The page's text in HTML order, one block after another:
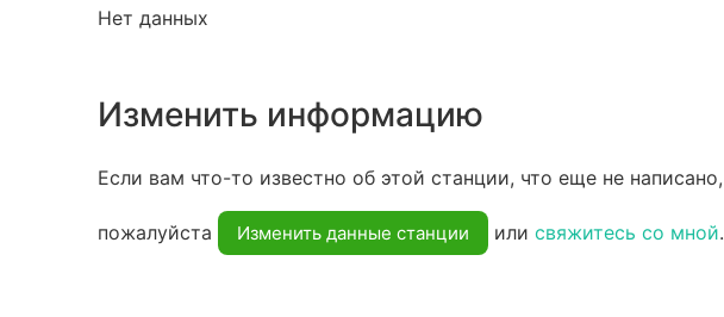
Нет данных
Изменить информацию
Если вам что-то известно об этой станции, что еще не написано,
пожалуйста Изменить данные станции или свяжитесь со мной.